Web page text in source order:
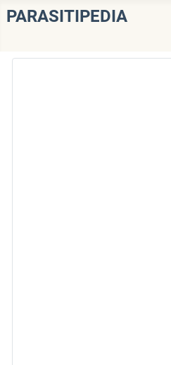
PARASITIPEDIA